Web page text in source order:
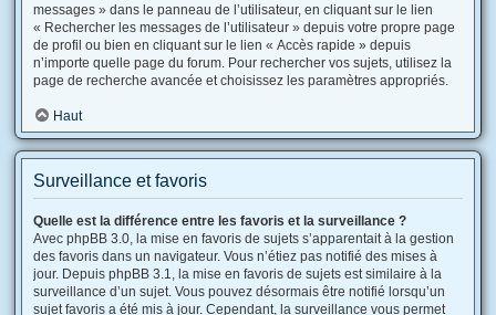
messages » dans le panneau de l’utilisateur, en cliquant sur le lien
« Rechercher les messages de l’utilisateur » depuis votre propre page
de profil ou bien en cliquant sur le lien « Accès rapide » depuis
n’importe quelle page du forum. Pour rechercher vos sujets, utilisez la
page de recherche avancée et choisissez les paramètres appropriés.
Haut
Surveillance et favoris
Quelle est la différence entre les favoris et la surveillance ?
Avec phpBB 3.0, la mise en favoris de sujets s’apparentait à la gestion
des favoris dans un navigateur. Vous n’étiez pas notifié des mises à
jour. Depuis phpBB 3.1, la mise en favoris de sujets est similaire à la
surveillance d’un sujet. Vous pouvez désormais être notifié lorsqu’un
sujet favoris a été mis à jour. Cependant, la surveillance vous permet